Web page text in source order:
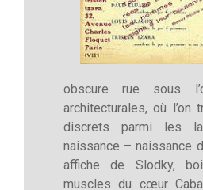
obscure rue sous
architecturales, où
discrets parmi les
naissance – naissance
affiche de Slodky,
muscles du cœur